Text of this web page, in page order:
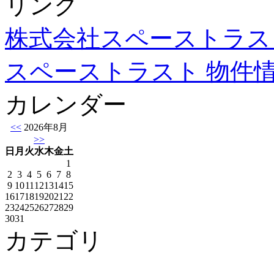
リンク
株式会社スペーストラ
スペーストラスト 物件
カレンダー
<< 2026年8月
>>
日 月 火水木金土
1
2 3 4 5 6 7 8
9 101112131415
16171819202122
23242526272829
3031
カテゴリ